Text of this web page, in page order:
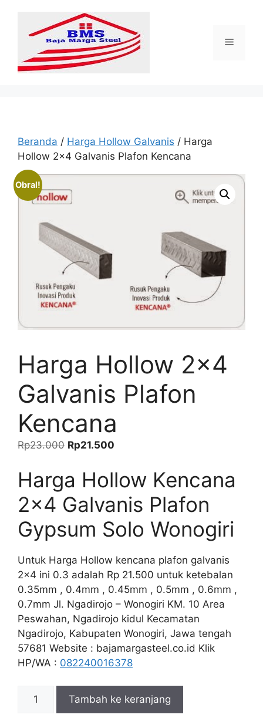
Menu
Beranda / Harga Hollow Galvanis / Harga
Hollow 2×4 Galvanis Plafon Kencana
Obral!
Harga Hollow 2×4
Galvanis Plafon
Kencana
Rp23.000 Harga
adalah:
Rp23.000.
Rp21.500
ini
adalah:
Rp21.500.
Harga Hollow Kencana
2×4 Galvanis Plafon
Gypsum Solo Wonogiri
Untuk Harga Hollow kencana plafon galvanis
2×4 ini 0.3 adalah Rp 21.500 untuk ketebalan
0.35mm , 0.4mm , 0.45mm , 0.5mm , 0.6mm ,
0.7mm Jl. Ngadirojo – Wonogiri KM. 10 Area
Peswahan, Ngadirojo kidul Kecamatan
Ngadirojo, Kabupaten Wonogiri, Jawa tengah
57681 Website : bajamargasteel.co.id Klik
HP/WA : 082240016378
Harga
Tambah ke keranjang